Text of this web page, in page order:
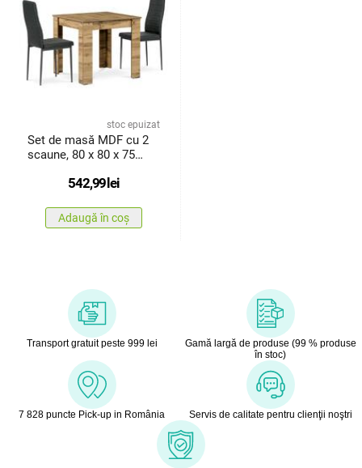
stoc epuizat
Set de masă MDF cu 2
scaune, 80 x 80 x 75
542,99lei
Adaugă în coș
Transport gratuit peste 999 lei
Gamă largă de produse (99 % produse
în stoc)
7 828 puncte Pick-up in România Servis de calitate pentru clienţii noştri